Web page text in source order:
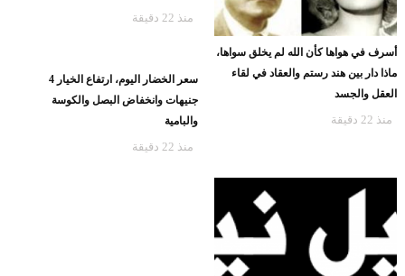
أسرف في هواها كأن الله لم يخلق سواها،
ماذا دار بين هند رستم والعقاد في لقاء
العقل والجسد
منذ 22 دقيقة
منذ 22 دقيقة